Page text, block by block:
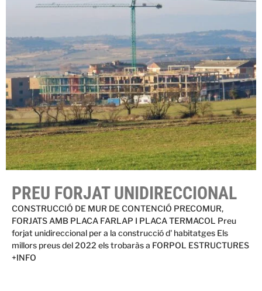
PREU FORJAT UNIDIRECCIONAL
CONSTRUCCIÓ DE MUR DE CONTENCIÓ PRECOMUR,
FORJATS AMB PLACA FARLAP I PLACA TERMACOL Preu
forjat unidireccional per a la construcció d' habitatges Els
millors preus del 2022 els trobaràs a FORPOL ESTRUCTURES
+INFO